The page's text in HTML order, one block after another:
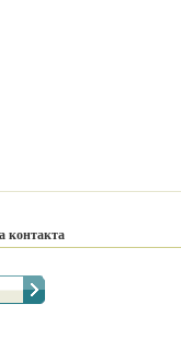
контакта